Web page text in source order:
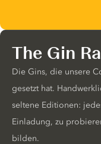
The Gin
Die Gins, die unsere
gesetzt hat.
seltene Editionen:
Einladung, zu
bilden.